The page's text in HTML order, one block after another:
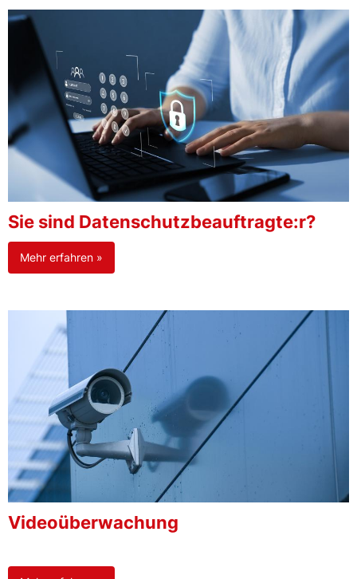
Sie sind Datenschutzbeauftragte:r?
Mehr erfahren »
Videoüberwachung